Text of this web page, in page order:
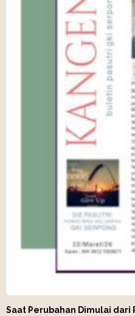
Saat Perubahan Dimulai dari